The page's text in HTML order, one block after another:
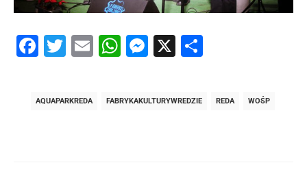
Facebook
Twitter
EmailWhatsApp
Messenger
X
AQUAPARKREDA FABRYKAKULTURYWREDZIE REDA WOŚP